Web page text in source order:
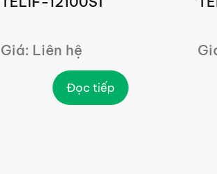
Giá: Liên hệ
Đọc tiếp